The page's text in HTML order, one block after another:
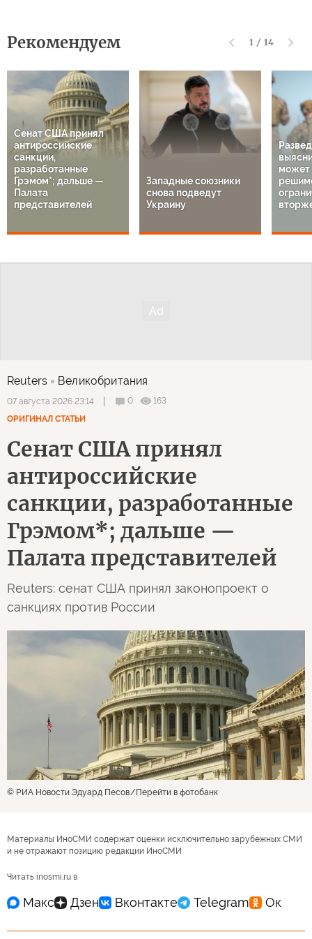
Рекомендуем 1 / 14
Сенат США принял
антироссийские
санкции,
разработанные
Грэмом*; дальше —
Палата
представителей
Западные союзники
снова подведут
Украину
может
Reuters Великобритания
07 августа 2026 23:14 0
163
ОРИГИНАЛ СТАТЬИ
Сенат США принял
антироссийские
санкции, разработанные
Грэмом*; дальше —
Палата представителей
Reuters: сенат США принял законопроект о
санкциях против России
© РИА Новости Эдуард Песов Перейти в фотобанк
Материалы ИноСМИ содержат оценки исключительно зарубежных СМИ
и не отражают позицию редакции ИноСМИ
Читать inosmi.ru в